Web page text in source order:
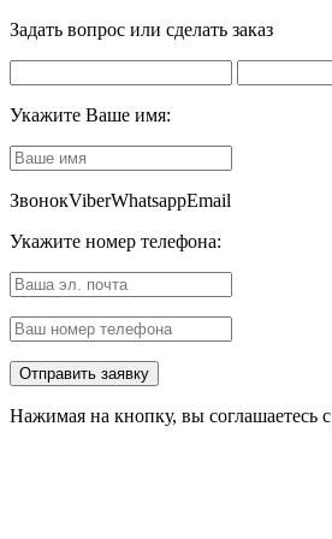
Задать вопрос или сделать заказ
Укажите Ваше имя:
ЗвонокViberWhatsappEmail
Укажите номер телефона:
Нажимая на кнопку, вы соглашаетесь с